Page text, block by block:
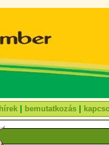
hírek bemutatkozás